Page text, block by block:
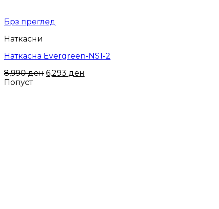
Брз преглед
Наткасни
Наткасна Evergreen-NS1-2
8,990ден 6,293 ден
Попуст